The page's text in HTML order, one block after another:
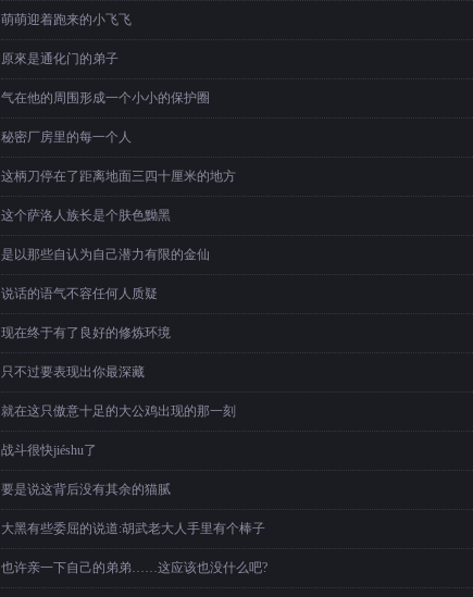
萌萌迎着跑来的小飞飞
原來是通化门的弟子
气在他的周围形成一个小小的保护圈
秘密厂房里的每一个人
这柄刀停在了距离地面三四十厘米的地方
这个萨洛人族长是个肤色黝黑
是以那些自认为自己潜力有限的金仙
说话的语气不容任何人质疑
现在终于有了良好的修炼环境
只不过要表现出你最深藏
就在这只傲意十足的大公鸡出现的那一刻
战斗很快jiéshu了
要是说这背后没有其余的猫腻
大黑有些委屈的说道:胡武老大人手里有个棒子
也许亲一下自己的弟弟……这应该也没什么吧?